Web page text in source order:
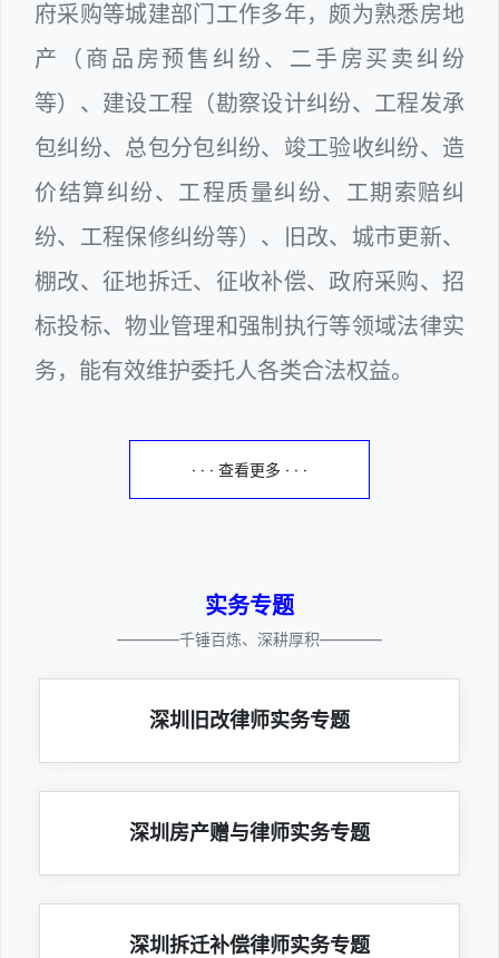
府采购等城建部门工作多年，颇为熟悉房地
产（商品房预售纠纷、二手房买卖纠纷
等）、建设工程（勘察设计纠纷、工程发承
包纠纷、总包分包纠纷、竣工验收纠纷、造
价结算纠纷、工程质量纠纷、工期索赔纠
纷、工程保修纠纷等）、旧改、城市更新、
棚改、征地拆迁、征收补偿、政府采购、招
标投标、物业管理和强制执行等领域法律实
务，能有效维护委托人各类合法权益。
· · · 查看更多 · · ·
实务专题
————千锤百炼、深耕厚积————
深圳旧改律师实务专题
深圳房产赠与律师实务专题
深圳拆迁补偿律师实务专题